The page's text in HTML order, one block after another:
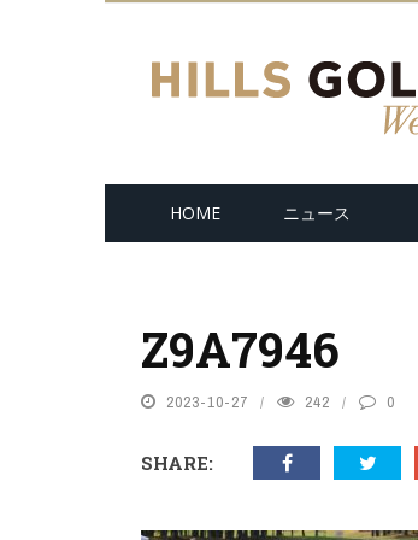
HOME ニュース
Z9A7946
2023-10-27 242 0
SHARE: